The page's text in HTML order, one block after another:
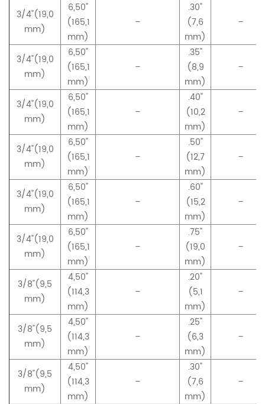
3/4"(19,0
mm)
6,50"
(165,1
mm)
–
.30"
(7,6
mm)
–
3/4"(19,0
mm)
6,50"
(165,1
mm)
–
.35"
(8,9
mm)
–
3/4"(19,0
mm)
6,50"
(165,1
mm)
–
.40"
(10,2
mm)
–
3/4"(19,0
mm)
6,50"
(165,1
mm)
–
.50"
(12,7
mm)
–
3/4"(19,0
mm)
6,50"
(165,1
mm)
–
.60"
(15,2
mm)
–
3/4"(19,0
mm)
6,50"
(165,1
mm)
–
.75"
(19,0
mm)
–
3/8"(9,5
mm)
4,50"
(114,3
mm)
–
.20"
(5,1
mm)
–
3/8"(9,5
mm)
4,50"
(114,3
mm)
–
.25"
(6,3
mm)
–
3/8"(9,5
mm)
4,50"
(114,3
mm)
–
.30"
(7,6
mm)
–